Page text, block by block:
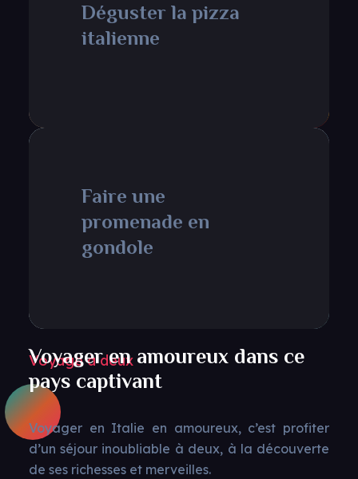
Déguster la pizza
italienne
Faire une
promenade en
gondole
Voyage à deux
Voyager en amoureux dans ce
pays captivant
Voyager en Italie en amoureux, c’est profiter
d’un séjour inoubliable à deux, à la découverte
de ses richesses et merveilles.